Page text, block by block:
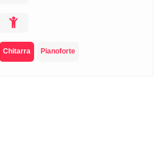
Chitarra Pianoforte